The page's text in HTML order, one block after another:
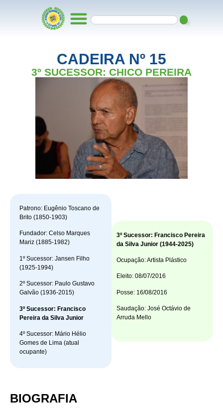
CADEIRA Nº 15
3º SUCESSOR: CHICO PEREIRA
Patrono: Eugênio Toscano de
Brito (1850-1903)
Fundador: Celso Marques
Mariz (1885-1982)
1º Sucessor: Jansen Filho
(1925-1994)
2º Sucessor: Paulo Gustavo
Galvão (1936-2015)
3º Sucessor: Francisco
Pereira da Silva Junior
4º Sucessor: Mário Hélio
Gomes de Lima (atual
ocupante)
3º Sucessor: Francisco Pereira
da Silva Junior (1944-2025)
Ocupação: Artista Plástico
Eleito: 08/07/2016
Posse: 16/08/2016
Saudação: José Octávio de
Arruda Mello
BIOGRAFIA